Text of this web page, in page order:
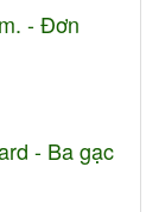
- Đơn
- Ba gạc